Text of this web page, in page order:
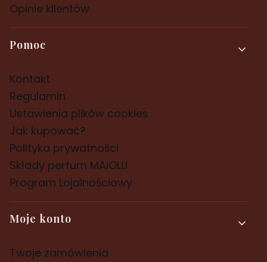
Opinie klientów
Pomoc
Kontakt
Regulamin
Ustawienia plików cookies
Jak kupować?
Polityka prywatności
Składy perfum MAIOLLI
Program Lojalnościowy
Moje konto
Twoje zamówienia